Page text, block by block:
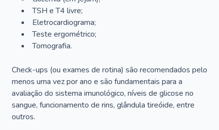
TSH e T4 livre;
Eletrocardiograma;
Teste ergométrico;
Tomografia.
Check-ups (ou exames de rotina) são recomendados pelo
menos uma vez por ano e são fundamentais para a
avaliação do sistema imunológico, níveis de glicose no
sangue, funcionamento de rins, glândula tireóide, entre
outros.